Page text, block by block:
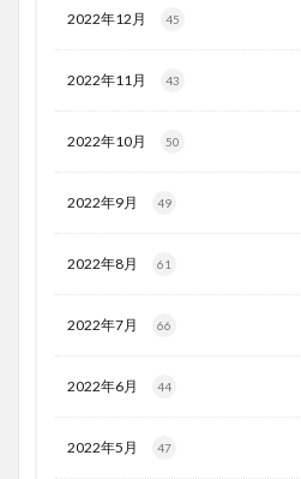
2022年12月 45
2022年11月 43
2022年10月 50
2022年9月 49
2022年8月 61
2022年7月 66
2022年6月 44
2022年5月 47